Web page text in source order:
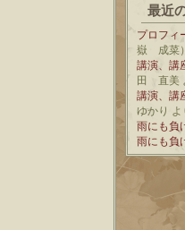
最近
プロフィ
嶽 成菜）
講演、講
田 直美
講演、講
ゆかり よ
雨にも負
雨にも負